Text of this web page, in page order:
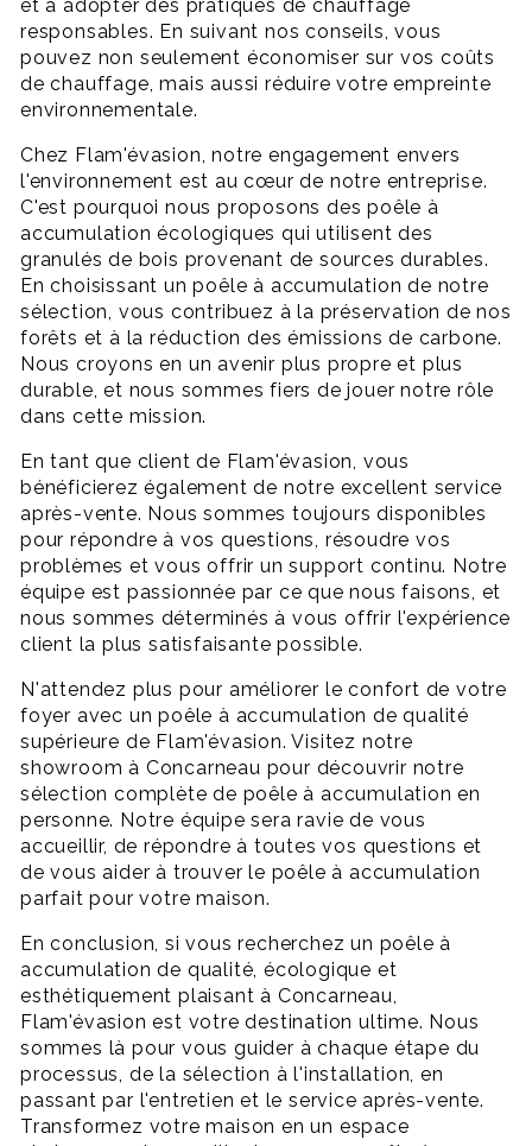
et à adopter des pratiques de chauffage
responsables. En suivant nos conseils, vous
pouvez non seulement économiser sur vos coûts
de chauffage, mais aussi réduire votre empreinte
environnementale.
Chez Flam'évasion, notre engagement envers
l'environnement est au cœur de notre entreprise.
C'est pourquoi nous proposons des poêle à
accumulation écologiques qui utilisent des
granulés de bois provenant de sources durables.
En choisissant un poêle à accumulation de notre
sélection, vous contribuez à la préservation de nos
forêts et à la réduction des émissions de carbone.
Nous croyons en un avenir plus propre et plus
durable, et nous sommes fiers de jouer notre rôle
dans cette mission.
En tant que client de Flam'évasion, vous
bénéficierez également de notre excellent service
après-vente. Nous sommes toujours disponibles
pour répondre à vos questions, résoudre vos
problèmes et vous offrir un support continu. Notre
équipe est passionnée par ce que nous faisons, et
nous sommes déterminés à vous offrir l'expérience
client la plus satisfaisante possible.
N'attendez plus pour améliorer le confort de votre
foyer avec un poêle à accumulation de qualité
supérieure de Flam'évasion. Visitez notre
showroom à Concarneau pour découvrir notre
sélection complète de poêle à accumulation en
personne. Notre équipe sera ravie de vous
accueillir, de répondre à toutes vos questions et
de vous aider à trouver le poêle à accumulation
parfait pour votre maison.
En conclusion, si vous recherchez un poêle à
accumulation de qualité, écologique et
esthétiquement plaisant à Concarneau,
Flam'évasion est votre destination ultime. Nous
sommes là pour vous guider à chaque étape du
processus, de la sélection à l'installation, en
passant par l'entretien et le service après-vente.
Transformez votre maison en un espace